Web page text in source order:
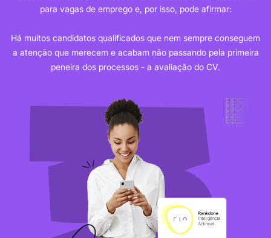
para vagas de emprego e, por isso, pode afirmar:
Há muitos candidatos qualificados que nem sempre conseguem
a atenção que merecem e acabam não passando pela primeira
peneira dos processos - a avaliação do CV.